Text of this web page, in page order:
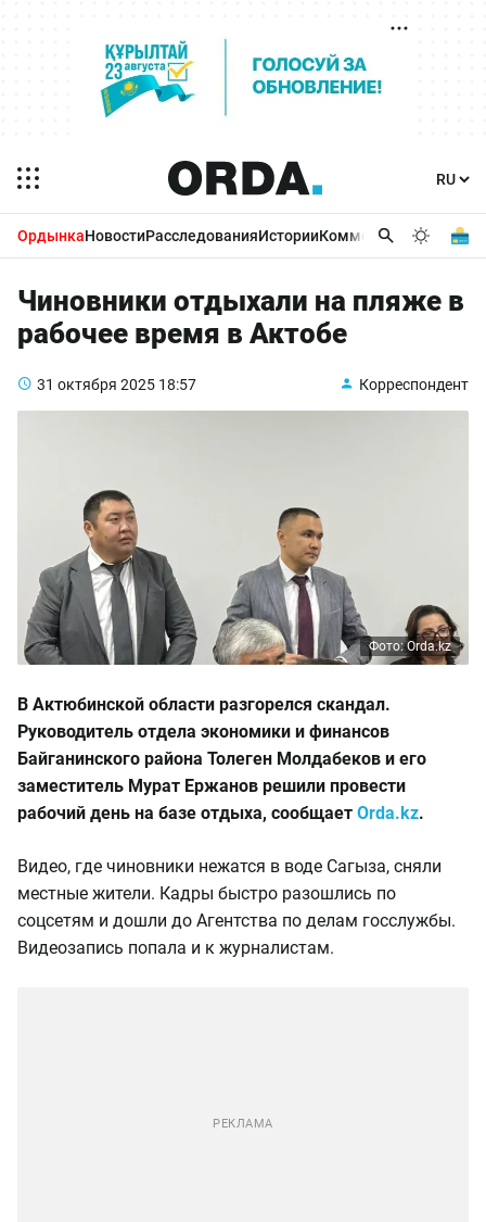
ОрдынкаНовостиРасследованияИсторииКомментарииБизнес
Чиновники отдыхали на пляже в
рабочее время в Актобе
31 октября 2025 18:57 Корреспондент
Фото: Orda.kz
В Актюбинской области разгорелся скандал.
Руководитель отдела экономики и финансов
Байганинского района Толеген Молдабеков и его
заместитель Мурат Ержанов решили провести
рабочий день на базе отдыха, сообщает Orda.kz.
Видео, где чиновники нежатся в воде Сагыза, сняли
местные жители. Кадры быстро разошлись по
соцсетям и дошли до Агентства по делам госслужбы.
Видеозапись попала и к журналистам.